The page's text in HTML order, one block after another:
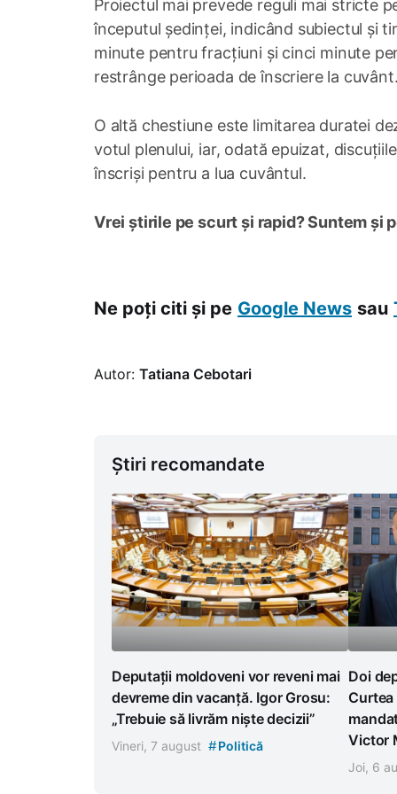
Proiectul mai prevede reguli mai stricte
începutul ședinței, indicând subiectul și
minute pentru fracțiuni și cinci minute
restrânge perioada de înscriere la
O altă chestiune este limitarea duratei
votul plenului, iar, odată epuizat,
înscriși pentru a lua cuvântul.
Vrei știrile pe scurt și rapid? Suntem și
Ne poți citi și pe Google News sau
Autor: Tatiana Cebotari
Știri recomandate
Deputații moldoveni vor reveni mai
devreme din vacanță. Igor Grosu:
„Trebuie să livrăm niște decizii”
Vineri, 7 august #Politică
Doi
Victor
Joi, 6